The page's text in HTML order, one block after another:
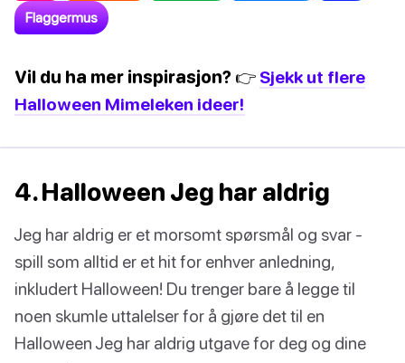
Flaggermus
Vil du ha mer inspirasjon? 👉 Sjekk ut flere
Halloween Mimeleken ideer!
4. Halloween Jeg har aldrig
Jeg har aldrig er et morsomt spørsmål og svar -
spill som alltid er et hit for enhver anledning,
inkludert Halloween! Du trenger bare å legge til
noen skumle uttalelser for å gjøre det til en
Halloween Jeg har aldrig utgave for deg og dine